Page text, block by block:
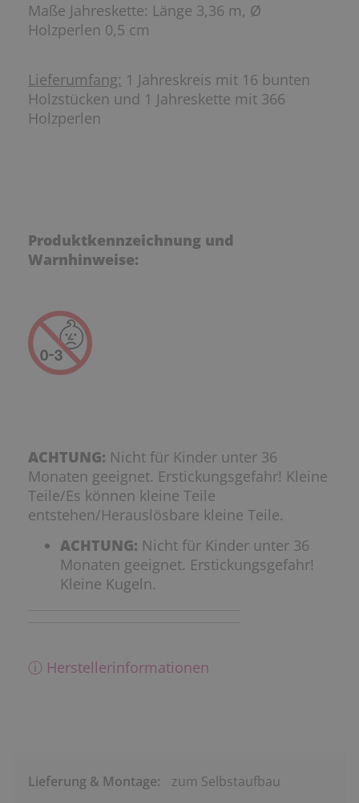
Maße Jahreskette: Länge 3,36 m, Ø
Holzperlen 0,5 cm
Lieferumfang: 1 Jahreskreis mit 16 bunten
Holzstücken und 1 Jahreskette mit 366
Holzperlen
Produktkennzeichnung und
Warnhinweise:
ACHTUNG: Nicht für Kinder unter 36
Monaten geeignet. Erstickungsgefahr! Kleine
Teile/Es können kleine Teile
entstehen/Herauslösbare kleine Teile.
ACHTUNG: Nicht für Kinder unter 36
Monaten geeignet. Erstickungsgefahr!
Kleine Kugeln.
ⓘ Herstellerinformationen
Lieferung & Montage: zum Selbstaufbau